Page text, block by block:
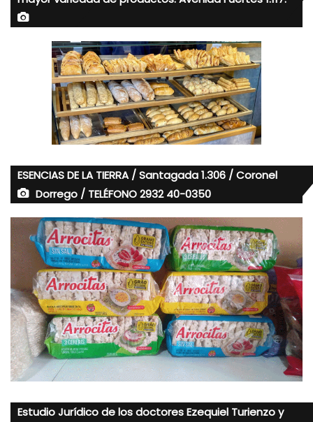
ESENCIAS DE LA TIERRA / Santagada 1.306 / Coronel
Dorrego / TELÉFONO 2932 40-0350
Estudio Jurídico de los doctores Ezequiel Turienzo y